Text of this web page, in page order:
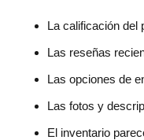
La calificación del
Las reseñas
Las opciones de
Las fotos y
El inventario